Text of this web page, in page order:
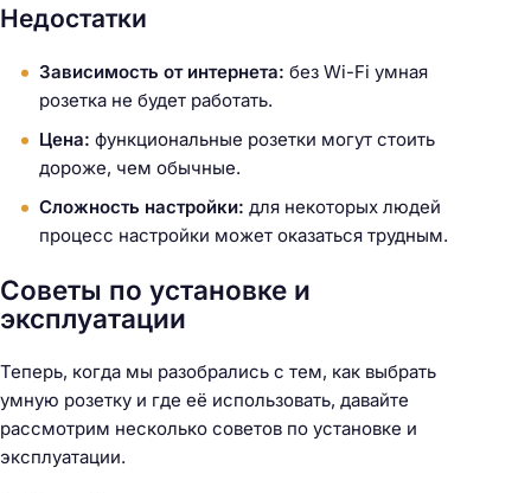
Недостатки
Зависимость от интернета: без Wi-Fi умная
розетка не будет работать.
Цена: функциональные розетки могут стоить
дороже, чем обычные.
Сложность настройки: для некоторых людей
процесс настройки может оказаться трудным.
Советы по установке и
эксплуатации
Теперь, когда мы разобрались с тем, как выбрать
умную розетку и где её использовать, давайте
рассмотрим несколько советов по установке и
эксплуатации.